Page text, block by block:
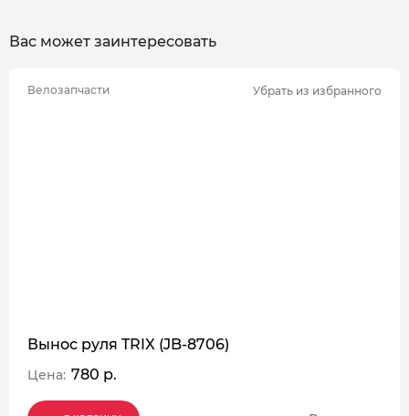
Вас может заинтересовать
Велозапчасти Убрать из избранного
Вынос руля TRIX (JB-8706)
Цена: 780 р.